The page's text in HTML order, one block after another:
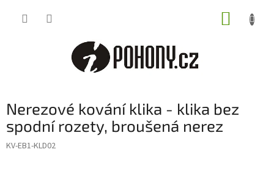
Nerezové kování klika - klika bez
spodní rozety, broušená nerez
KV-EB1-KLD02